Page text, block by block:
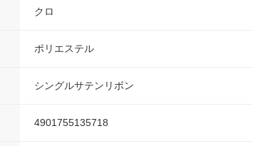
クロ
ポリエステル
シングルサテンリボン
4901755135718